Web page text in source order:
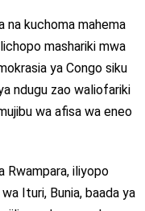
na kuchoma mahema
mashariki mwa
ya Congo siku
ndugu zao waliofariki
wa afisa wa eneo
Rwampara, iliyopo
Ituri, Bunia, baada ya